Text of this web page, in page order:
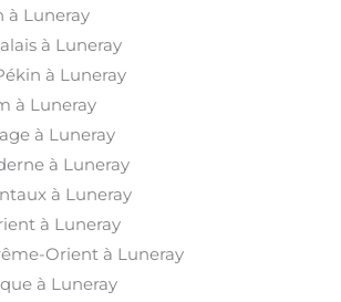
à Luneray
à Luneray
à Luneray
à Luneray
à Luneray
à Luneray
à Luneray
à Luneray
Orient à Luneray
à Luneray